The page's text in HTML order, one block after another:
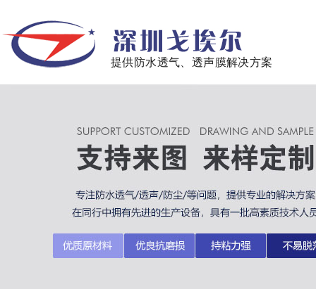
提供防水透气、透声膜解决方案